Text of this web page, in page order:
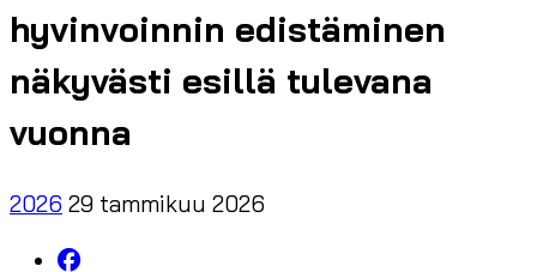
hyvinvoinnin edistäminen
näkyvästi esillä tulevana
vuonna
2026 29 tammikuu 2026